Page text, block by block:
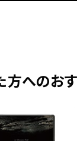
方へのお